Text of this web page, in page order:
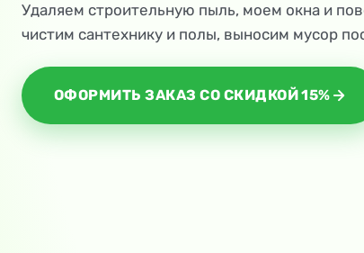
Удаляем строительную пыль, моем окна и
чистим сантехнику и полы, выносим мусор
ОФОРМИТЬ ЗАКАЗ СО СКИДКОЙ 15%